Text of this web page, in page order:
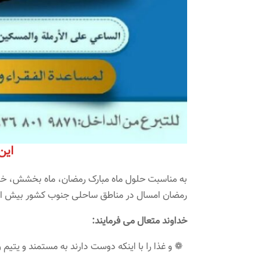
به مناسبت حلول ماه مبارک رمضان، ماه بخشش،
رمضان امسال در مناطق ساحلی جنوب کشور بیش
خداوند متعال می فرمایند:
❁ و غذا را با اینکه دوست دارند به مستمند و